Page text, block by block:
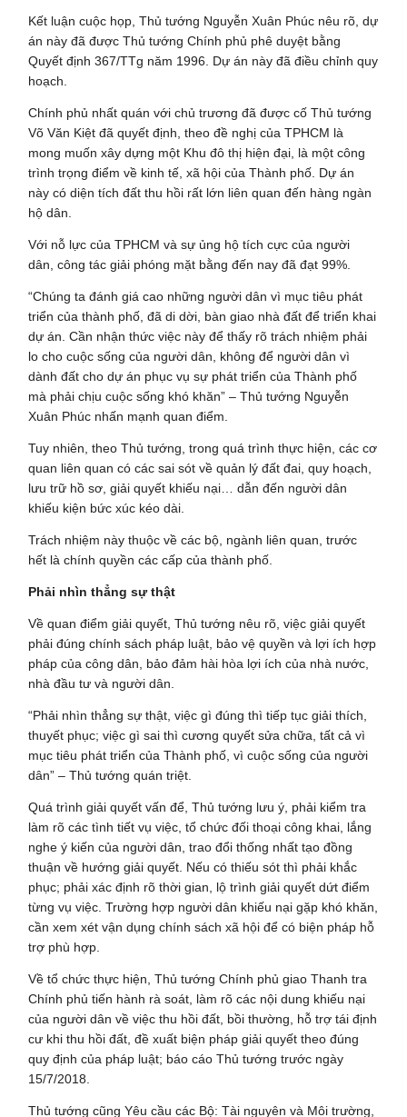
Kết luận cuộc họp, Thủ tướng Nguyễn Xuân Phúc nêu rõ, dự
án này đã được Thủ tướng Chính phủ phê duyệt bằng
Quyết định 367/TTg năm 1996. Dự án này đã điều chỉnh quy
hoạch.
Chính phủ nhất quán với chủ trương đã được cố Thủ tướng
Võ Văn Kiệt đã quyết định, theo đề nghị của TPHCM là
mong muốn xây dựng một Khu đô thị hiện đại, là một công
trình trọng điểm về kinh tế, xã hội của Thành phố. Dự án
này có diện tích đất thu hồi rất lớn liên quan đến hàng ngàn
hộ dân.
Với nỗ lực của TPHCM và sự ủng hộ tích cực của người
dân, công tác giải phóng mặt bằng đến nay đã đạt 99%.
“Chúng ta đánh giá cao những người dân vì mục tiêu phát
triển của thành phố, đã di dời, bàn giao nhà đất để triển khai
dự án. Cần nhận thức việc này để thấy rõ trách nhiệm phải
lo cho cuộc sống của người dân, không để người dân vì
dành đất cho dự án phục vụ sự phát triển của Thành phố
mà phải chịu cuộc sống khó khăn” – Thủ tướng Nguyễn
Xuân Phúc nhấn mạnh quan điểm.
Tuy nhiên, theo Thủ tướng, trong quá trình thực hiện, các cơ
quan liên quan có các sai sót về quản lý đất đai, quy hoạch,
lưu trữ hồ sơ, giải quyết khiếu nại… dẫn đến người dân
khiếu kiện bức xúc kéo dài.
Trách nhiệm này thuộc về các bộ, ngành liên quan, trước
hết là chính quyền các cấp của thành phố.
Phải nhìn thẳng sự thật
Về quan điểm giải quyết, Thủ tướng nêu rõ, việc giải quyết
phải đúng chính sách pháp luật, bảo vệ quyền và lợi ích hợp
pháp của công dân, bảo đảm hài hòa lợi ích của nhà nước,
nhà đầu tư và người dân.
“Phải nhìn thẳng sự thật, việc gì đúng thì tiếp tục giải thích,
thuyết phục; việc gì sai thì cương quyết sửa chữa, tất cả vì
mục tiêu phát triển của Thành phố, vì cuộc sống của người
dân” – Thủ tướng quán triệt.
Quá trình giải quyết vấn để, Thủ tướng lưu ý, phải kiểm tra
làm rõ các tình tiết vụ việc, tổ chức đối thoại công khai, lắng
nghe ý kiến của người dân, trao đổi thống nhất tạo đồng
thuận về hướng giải quyết. Nếu có thiếu sót thì phải khắc
phục; phải xác định rõ thời gian, lộ trình giải quyết dứt điểm
từng vụ việc. Trường hợp người dân khiếu nại gặp khó khăn,
cần xem xét vận dụng chính sách xã hội để có biện pháp hỗ
trợ phù hợp.
Về tổ chức thực hiện, Thủ tướng Chính phủ giao Thanh tra
Chính phủ tiến hành rà soát, làm rõ các nội dung khiếu nại
của người dân về việc thu hồi đất, bồi thường, hỗ trợ tái định
cư khi thu hồi đất, đề xuất biện pháp giải quyết theo đúng
quy định của pháp luật; báo cáo Thủ tướng trước ngày
15/7/2018.
Thủ tướng cũng Yêu cầu các Bộ: Tài nguyên và Môi trường,